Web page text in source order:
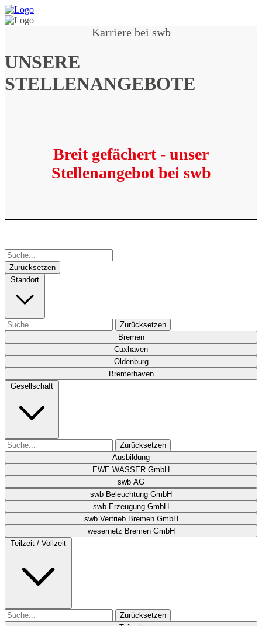
Karriere bei swb
UNSERE
STELLENANGEBOTE
Breit gefächert - unser
Stellenangebot bei swb
Zurücksetzen
Standort
Zurücksetzen
Bremen
Cuxhaven
Oldenburg
Bremerhaven
Gesellschaft
Zurücksetzen
Ausbildung
EWE WASSER GmbH
swb AG
swb Beleuchtung GmbH
swb Erzeugung GmbH
swb Vertrieb Bremen GmbH
wesernetz Bremen GmbH
Teilzeit / Vollzeit
Zurücksetzen